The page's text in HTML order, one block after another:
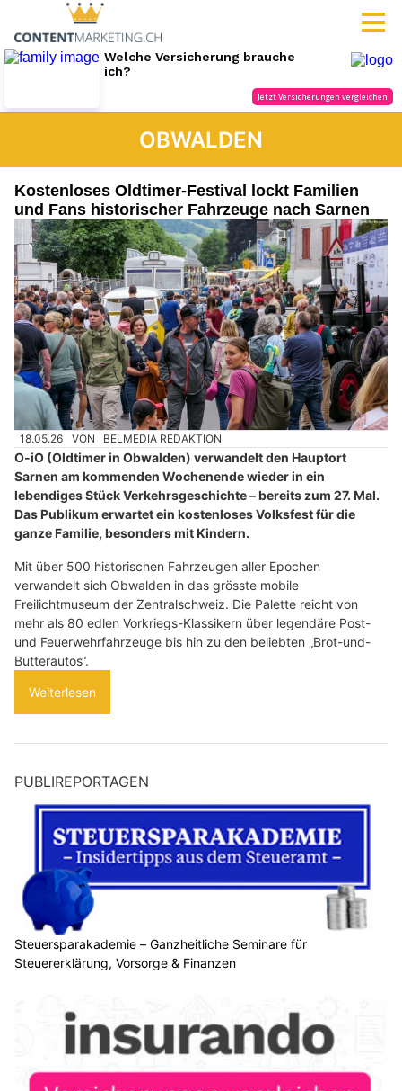
OBWALDEN
Kostenloses Oldtimer-Festival lockt Familien
und Fans historischer Fahrzeuge nach Sarnen
18.05.26 VON BELMEDIA REDAKTION
O-iO (Oldtimer in Obwalden) verwandelt den Hauptort
Sarnen am kommenden Wochenende wieder in ein
lebendiges Stück Verkehrsgeschichte – bereits zum 27. Mal.
Das Publikum erwartet ein kostenloses Volksfest für die
ganze Familie, besonders mit Kindern.
Mit über 500 historischen Fahrzeugen aller Epochen
verwandelt sich Obwalden in das grösste mobile
Freilichtmuseum der Zentralschweiz. Die Palette reicht von
mehr als 80 edlen Vorkriegs-Klassikern über legendäre Post-
und Feuerwehrfahrzeuge bis hin zu den beliebten „Brot-und-
Butterautos“.
Weiterlesen
PUBLIREPORTAGEN
Steuersparakademie – Ganzheitliche Seminare für
Steuererklärung, Vorsorge & Finanzen